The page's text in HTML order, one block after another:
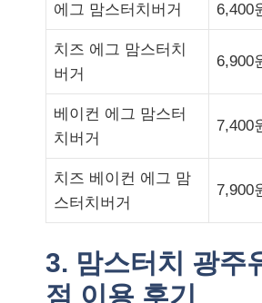
에그 맘스터치버거 6,400
치즈 에그 맘스터치
버거
6,900
베이컨 에그 맘스터
치버거
7,400
치즈 베이컨 에그 맘
스터치버거
7,900
3. 맘스터치 광주
점 이용 후기